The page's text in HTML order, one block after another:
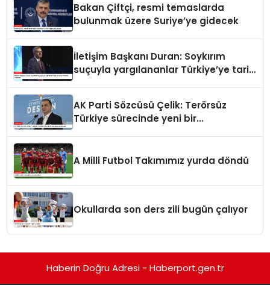
Bakan Çiftçi, resmi temaslarda
bulunmak üzere Suriye’ye gidecek
İletişim Başkanı Duran: Soykırım
suçuyla yargılananlar Türkiye’ye tarih
AK Parti Sözcüsü Çelik: Terörsüz
Türkiye sürecinde yeni bir
A Milli Futbol Takımımız yurda döndü
Okullarda son ders zili bugün çalıyor
Haberin Doğru Adresi - Haberport.gen.tr